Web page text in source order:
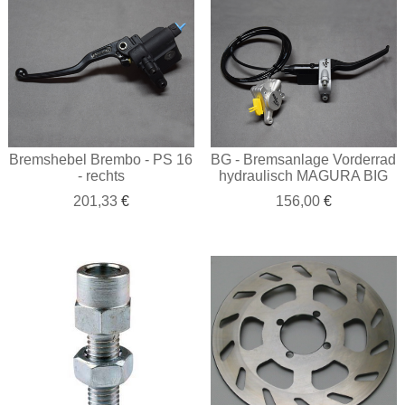
Bremshebel Brembo - PS 16
- rechts
201,33€
BG - Bremsanlage Vorderrad
hydraulisch MAGURA BIG
156,00€